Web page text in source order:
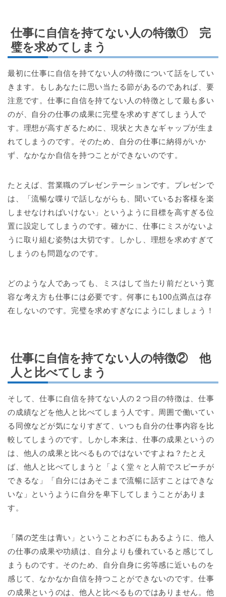
仕事に自信を持てない人の特徴① 完
璧を求めてしまう
最初に仕事に自信を持てない人の特徴について話をしてい
きます。もしあなたに思い当たる節があるのであれば、要
注意です。仕事に自信を持てない人の特徴として最も多い
のが、自分の仕事の成果に完璧を求めすぎてしまう人で
す。理想が高すぎるために、現状と大きなギャップが生ま
れてしまうのです。そのため、自分の仕事に納得がいか
ず、なかなか自信を持つことができないのです。
たとえば、営業職のプレゼンテーションです。プレゼンで
は、「流暢な喋りで話しながらも、聞いているお客様を楽
しませなければいけない」というように目標を高すぎる位
置に設定してしまうのです。確かに、仕事にミスがないよ
うに取り組む姿勢は大切です。しかし、理想を求めすぎて
しまうのも問題なのです。
どのような人であっても、ミスはして当たり前だという寛
容な考え方も仕事には必要です。何事にも100点満点は存
在しないのです。完璧を求めすぎなにようにしましょう！
仕事に自信を持てない人の特徴② 他
人と比べてしまう
そして、仕事に自信を持てない人の２つ目の特徴は、仕事
の成績などを他人と比べてしまう人です。周囲で働いてい
る同僚などが気になりすぎて、いつも自分の仕事内容を比
較してしまうのです。しかし本来は、仕事の成果というの
は、他人の成果と比べるものではないですよね？たとえ
ば、他人と比べてしまうと「よく堂々と人前でスピーチが
できるな」「自分にはあそこまで流暢に話すことはできな
いな」というように自分を卑下してしまうことがありま
す。
「隣の芝生は青い」ということわざにもあるように、他人
の仕事の成果や功績は、自分よりも優れていると感じてし
まうものです。そのため、自分自身に劣等感に近いものを
感じて、なかなか自信を持つことができないのです。仕事
の成果というのは、他人と比べるものではありません。他